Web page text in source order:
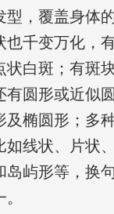
型，覆盖身体
千变万化，
状白斑；有斑
有圆形或近似
及椭圆形；多
线状、片状、
岛屿形等，换